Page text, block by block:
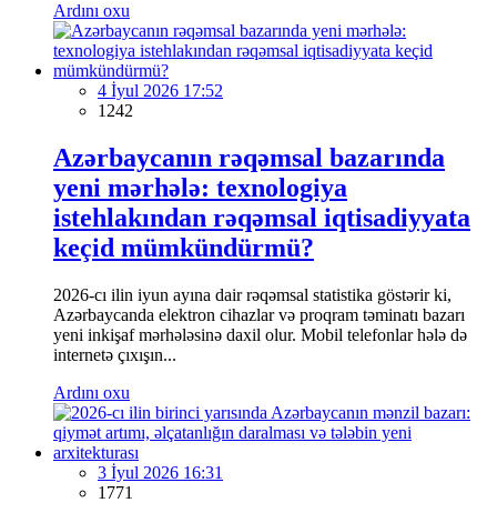
Ardını oxu
4 İyul 2026 17:52
1242
Azərbaycanın rəqəmsal bazarında
yeni mərhələ: texnologiya
istehlakından rəqəmsal iqtisadiyyata
keçid mümkündürmü?
2026-cı ilin iyun ayına dair rəqəmsal statistika göstərir ki,
Azərbaycanda elektron cihazlar və proqram təminatı bazarı
yeni inkişaf mərhələsinə daxil olur. Mobil telefonlar hələ də
internetə çıxışın...
Ardını oxu
3 İyul 2026 16:31
1771